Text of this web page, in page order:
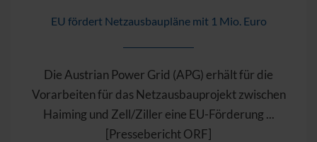
EU fördert Netzausbaupläne mit 1 Mio. Euro
Die Austrian Power Grid (APG) erhält für die
Vorarbeiten für das Netzausbauprojekt zwischen
Haiming und Zell/Ziller eine EU-Förderung ...
[Pressebericht ORF]